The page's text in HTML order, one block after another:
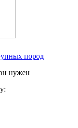
пород
нужен